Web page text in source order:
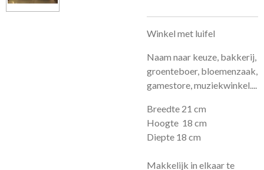
Winkel met luifel
Naam naar keuze, bakkerij,
groenteboer, bloemenzaak,
gamestore, muziekwinkel....
Breedte 21 cm
Hoogte 18 cm
Diepte 18 cm
Makkelijk in elkaar te